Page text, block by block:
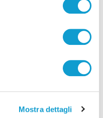
Mostra dettagli